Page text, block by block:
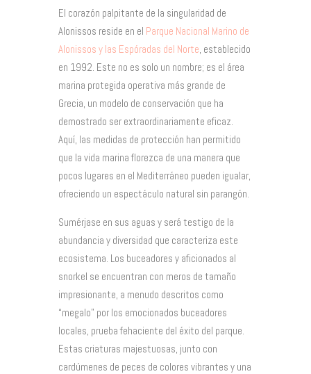
El corazón palpitante de la singularidad de
Alonissos reside en el Parque Nacional Marino de
Alonissos y las Espóradas del Norte , establecido
en 1992. Este no es solo un nombre; es el área
marina protegida operativa más grande de
Grecia, un modelo de conservación que ha
demostrado ser extraordinariamente eficaz.
Aquí, las medidas de protección han permitido
que la vida marina florezca de una manera que
pocos lugares en el Mediterráneo pueden igualar,
ofreciendo un espectáculo natural sin parangón.
Sumérjase en sus aguas y será testigo de la
abundancia y diversidad que caracteriza este
ecosistema. Los buceadores y aficionados al
snorkel se encuentran con meros de tamaño
impresionante, a menudo descritos como
“megalo” por los emocionados buceadores
locales, prueba fehaciente del éxito del parque.
Estas criaturas majestuosas, junto con
cardúmenes de peces de colores vibrantes y una